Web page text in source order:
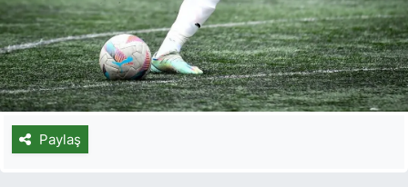
Paylaş